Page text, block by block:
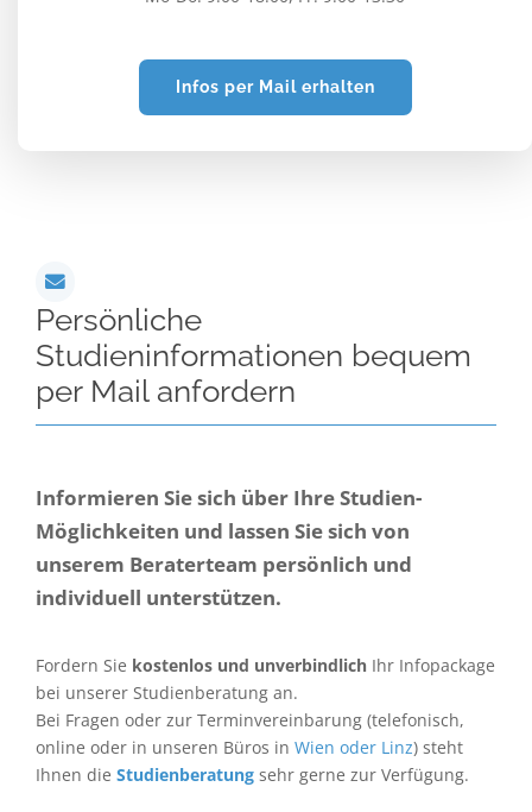
Infos per Mail erhalten
Persönliche
Studieninformationen bequem
per Mail anfordern
Informieren Sie sich über Ihre Studien-
Möglichkeiten und lassen Sie sich von
unserem Beraterteam persönlich und
individuell unterstützen.
Fordern Sie kostenlos und unverbindlichIhr Infopackage
bei unserer Studienberatung an.
Bei Fragen oder zur Terminvereinbarung (telefonisch,
online oder in unseren Büros in Wien oder Linz) steht
Ihnen die Studienberatung sehr gerne zur Verfügung.